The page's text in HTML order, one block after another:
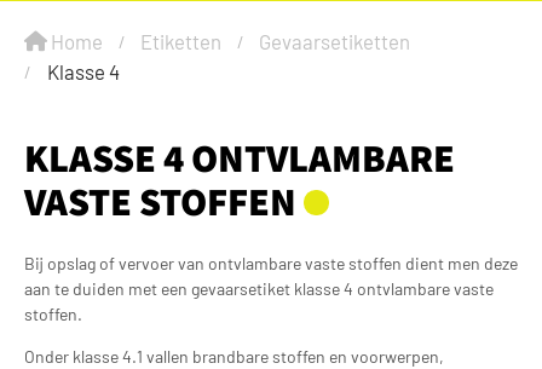
Home Etiketten
Gevaarsetiketten
Klasse 4
KLASSE 4 ONTVLAMBARE
VASTE STOFFEN
Bij opslag of vervoer van ontvlambare vaste stoffen dient men deze
aan te duiden met een gevaarsetiket klasse 4 ontvlambare vaste
stoffen.
Onder klasse 4.1 vallen brandbare stoffen en voorwerpen,